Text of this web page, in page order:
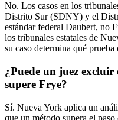
No. Los casos en los
Distrito Sur (SDNY) y el
estándar federal Daubert, no
los tribunales estatales de
su caso determina qué
¿Puede un juez
supere Frye?
Sí. Nueva York aplica un
que un método supera el